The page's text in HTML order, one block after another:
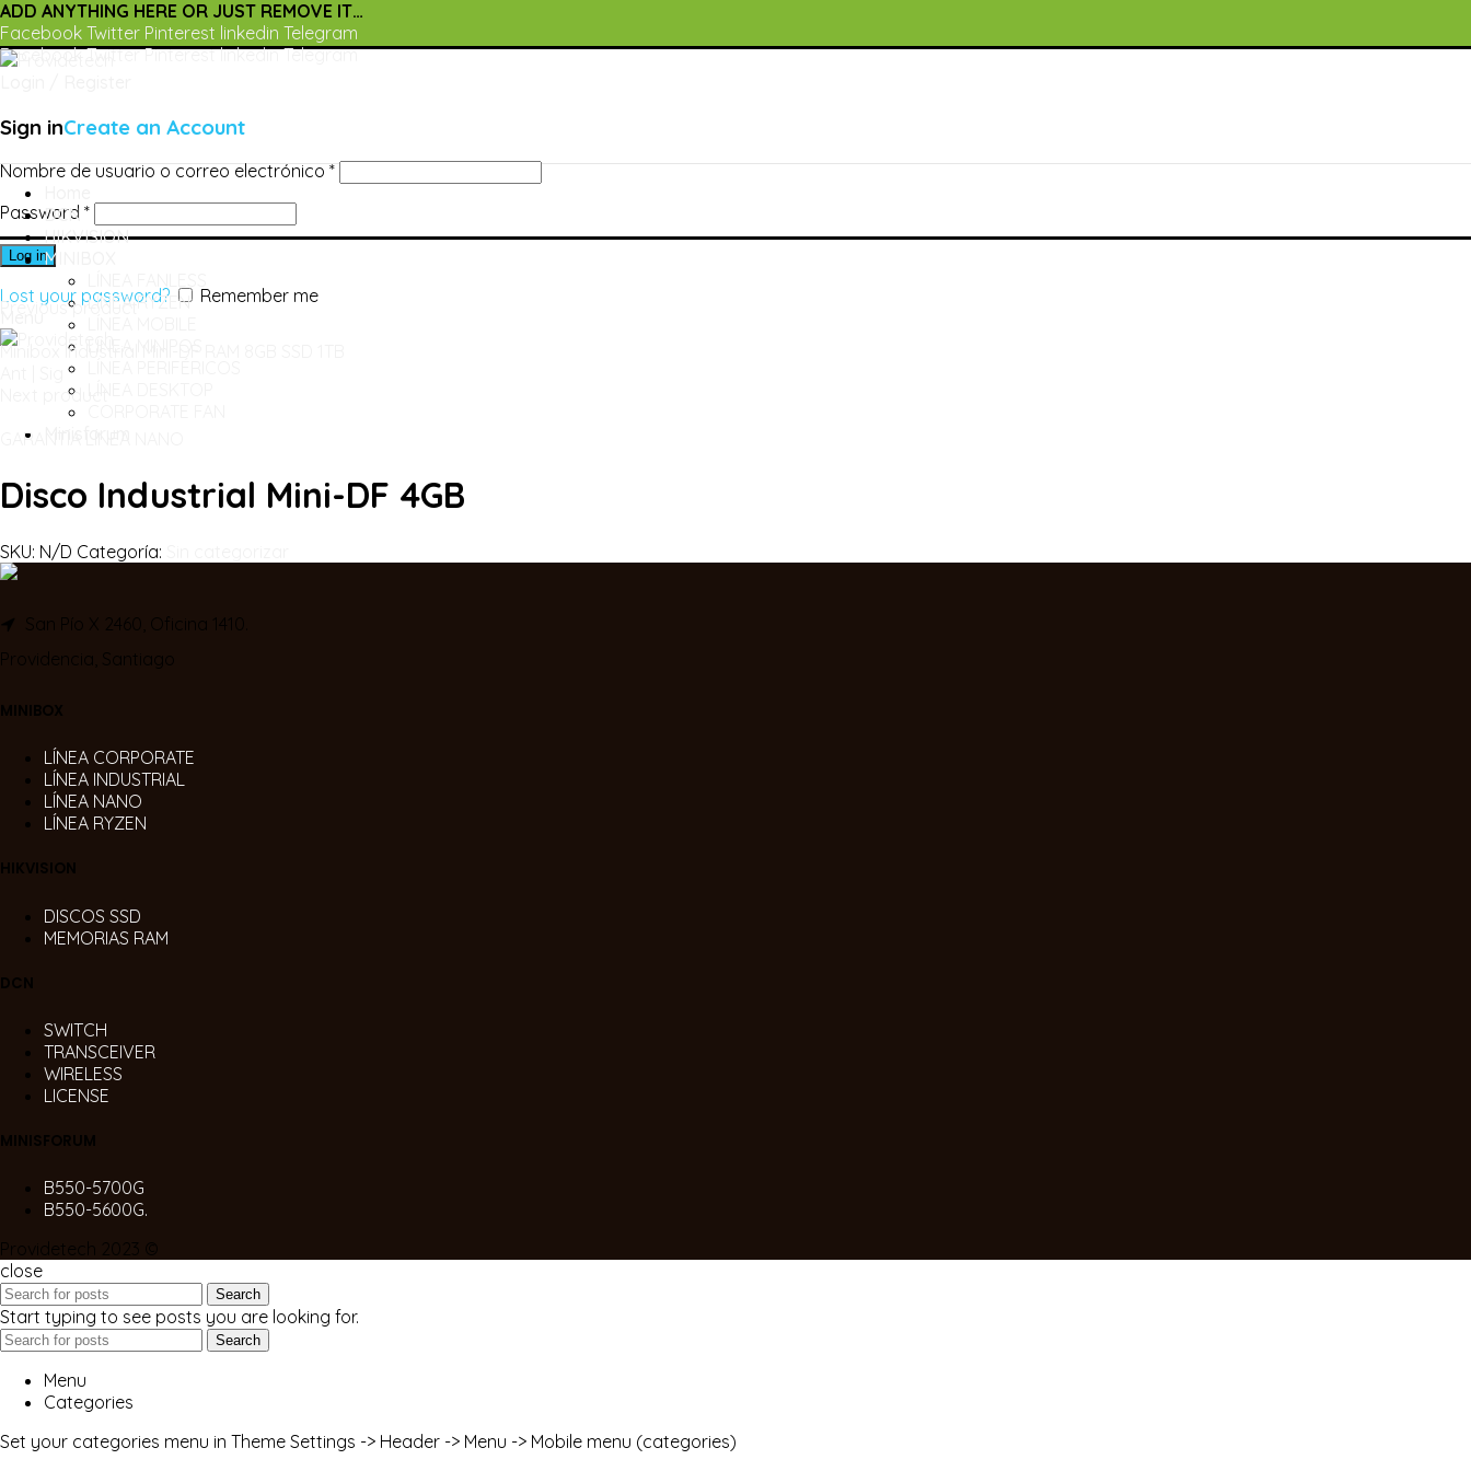
ADD ANYTHING HERE OR JUST REMOVE IT…
Facebook Twitter Pinterest linkedin Telegram
Facebook Twitter Pinterest linkedin Telegram
Sign inCreate an Account
Nombre de usuario o correo electrónico*
Password *
Log in
Lost your password?
Remember me
DCN
HIKVISION
MINIBOX
LÍNEA RYZEN
Previous product
Minibox Industrial Mini-DF RAM 8GB SSD 1TB
Next product
GARANTÍA LÍNEA NANO
Disco Industrial Mini-DF 4GB
SKU: N/D Categoría:
San Pío X 2460, Oficina 1410.
Providencia, Santiago
MINIBOX
LÍNEA CORPORATE
LÍNEA INDUSTRIAL
LÍNEA NANO
LÍNEA RYZEN
HIKVISION
DISCOS SSD
MEMORIAS RAM
DCN
SWITCH
TRANSCEIVER
WIRELESS
LICENSE
MINISFORUM
B550-5700G
B550-5600G.
Providetech 2023 ©
close
Search
Start typing to see posts you are looking for.
Search
Menu
Categories
Set your categories menu in Theme Settings -> Header -> Menu -> Mobile menu (categories)